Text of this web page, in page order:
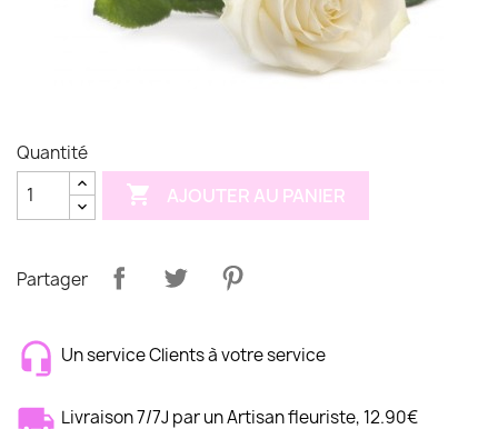
Quantité
 AJOUTER AU PANIER
Partager
Un service Clients à votre service
Livraison 7/7J par un Artisan fleuriste, 12.90€